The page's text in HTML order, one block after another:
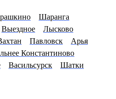
Шаранга
Выездное
Лысково
Павловск
Арья
Константиново
Васильсурск
Шатки